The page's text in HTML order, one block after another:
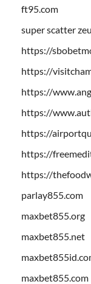
ft95.com
super scatter
https://
https://
https://
https://
https://
https://
https://
parlay855.com
maxbet855.org
maxbet855.net
maxbet855.com